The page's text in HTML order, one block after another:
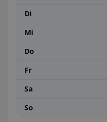
Di
Mi
Do
Fr
Sa
So